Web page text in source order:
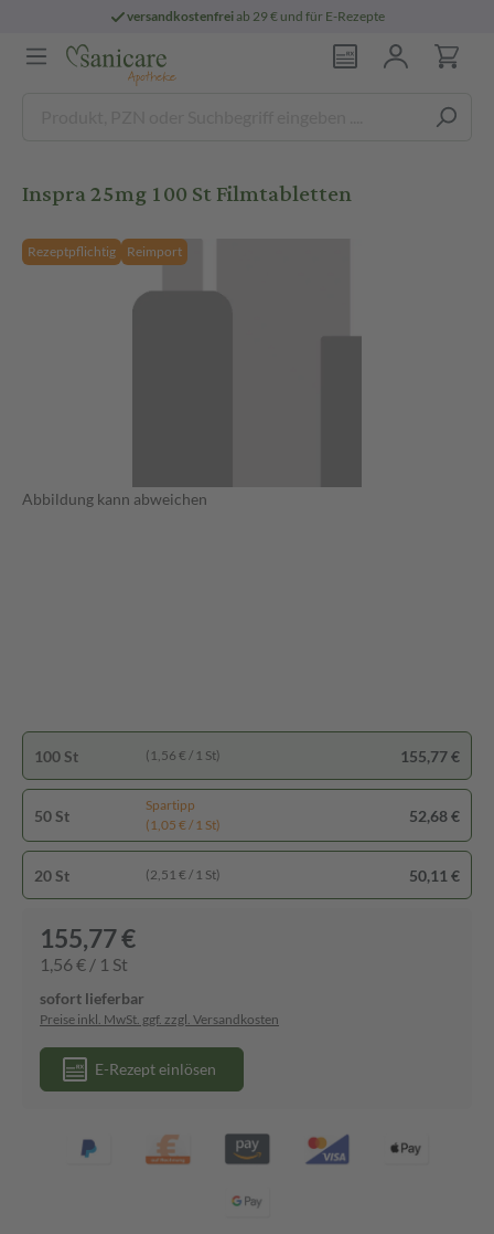
versandkostenfreiab 29 € und für E-Rezepte
Inspra 25mg 100 St Filmtabletten
Rezeptpflichtig Reimport
Abbildung kann abweichen
100 St (1,56 € / 1 St) 155,77 €
50 St
Spartipp
(1,05 € / 1 St)
52,68 €
20 St (2,51 € / 1 St) 50,11 €
155,77 €
1,56 € / 1 St
sofort lieferbar
Preise inkl. MwSt. ggf. zzgl. Versandkosten
E-Rezept einlösen